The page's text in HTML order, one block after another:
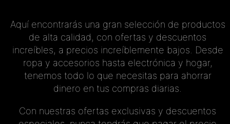
Aquí encontrarás una gran selección de productos
de alta calidad, con ofertas y descuentos
increíbles, a precios increíblemente bajos. Desde
ropa y accesorios hasta electrónica y hogar,
tenemos todo lo que necesitas para ahorrar
dinero en tus compras diarias.
Con nuestras ofertas exclusivas y descuentos